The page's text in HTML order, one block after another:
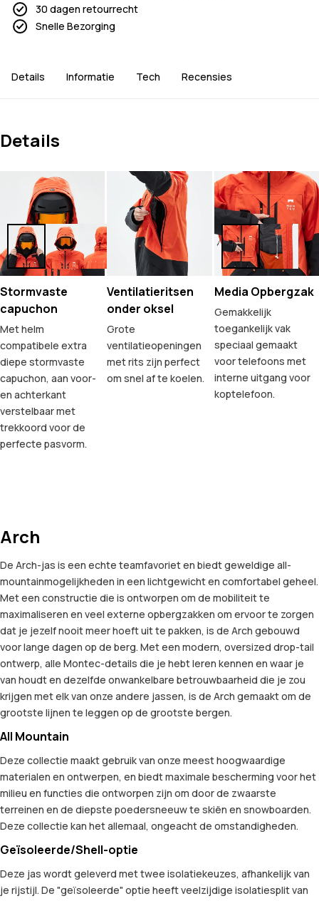
30 dagen retourrecht
Snelle Bezorging
Details Informatie Tech Recensies
Details
Stormvaste
capuchon
Met helm
compatibele extra
diepe stormvaste
capuchon, aan voor-
en achterkant
verstelbaar met
trekkoord voor de
perfecte pasvorm.
Ventilatieritsen
onder oksel
Grote
ventilatieopeningen
met rits zijn perfect
om snel af te koelen.
Media Opbergzak
Gemakkelijk
toegankelijk vak
speciaal gemaakt
voor telefoons met
interne uitgang voor
koptelefoon.
Arch
De Arch-jas is een echte teamfavoriet en biedt geweldige all-
mountainmogelijkheden in een lichtgewicht en comfortabel geheel.
Met een constructie die is ontworpen om de mobiliteit te
maximaliseren en veel externe opbergzakken om ervoor te zorgen
dat je jezelf nooit meer hoeft uit te pakken, is de Arch gebouwd
voor lange dagen op de berg. Met een modern, oversized drop-tail
ontwerp, alle Montec-details die je hebt leren kennen en waar je
van houdt en dezelfde onwankelbare betrouwbaarheid die je zou
krijgen met elk van onze andere jassen, is de Arch gemaakt om de
grootste lijnen te leggen op de grootste bergen.
All Mountain
Deze collectie maakt gebruik van onze meest hoogwaardige
materialen en ontwerpen, en biedt maximale bescherming voor het
milieu en functies die ontworpen zijn om door de zwaarste
terreinen en de diepste poedersneeuw te skiën en snowboarden.
Deze collectie kan het allemaal, ongeacht de omstandigheden.
Geïsoleerde/Shell-optie
Deze jas wordt geleverd met twee isolatiekeuzes, afhankelijk van
je rijstijl. De "geïsoleerde" optie heeft veelzijdige isolatiesplit van